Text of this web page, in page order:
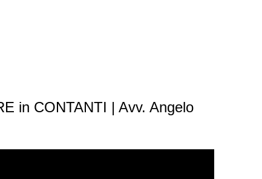
in CONTANTI | Avv. Angelo